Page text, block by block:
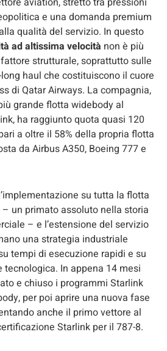
e una domanda premium
qualità del servizio. In questo
ad altissima velocità non è più
strutturale, soprattutto sulle
haul che costituiscono il cuore
di Qatar Airways. La compagnia,
grande flotta widebody al
ha raggiunto quota quasi 120
a oltre il 58% della propria flotta
da Airbus A350, Boeing 777 e
su tutta la flotta
un primato assoluto nella storia
– e l’estensione del servizio
una strategia industriale
tempi di esecuzione rapidi e su
In appena 14 mesi
e chiuso i programmi Starlink
per poi aprire una nuova fase
anche il primo vettore al
Starlink per il 787-8.